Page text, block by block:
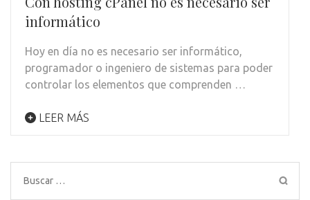
informático
Hoy en día no es necesario ser informático,
programador o ingeniero de sistemas para poder
controlar los elementos que comprenden …
LEER MÁS
Buscar: